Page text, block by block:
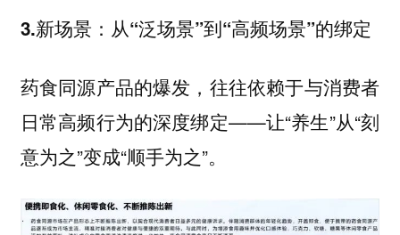
3.新场景：从“泛场景”到“高频场景”的绑定
药食同源产品的爆发，往往依赖于与消费者
日常高频行为的深度绑定——让“养生”从“刻
意为之”变成“顺手为之”。